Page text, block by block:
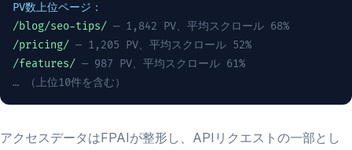
PV数上位ページ：
/blog/seo-tips/ — 1,842 PV、平均スクロール 68%
/pricing/ — 1,205 PV、平均スクロール 52%
/features/ — 987 PV、平均スクロール 61%
… （上位10件を含む）
アクセスデータはFPAIが整形し、APIリクエストの一部とし